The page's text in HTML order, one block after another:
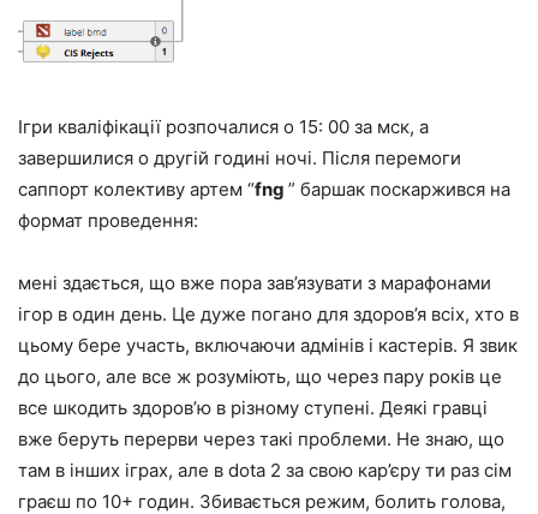
Ігри кваліфікації розпочалися о 15: 00 за мск, а
завершилися о другій годині ночі. Після перемоги
саппорт колективу артем “fng ” баршак поскаржився на
формат проведення:
мені здається, що вже пора зав’язувати з марафонами
ігор в один день. Це дуже погано для здоров’я всіх, хто в
цьому бере участь, включаючи адмінів і кастерів. Я звик
до цього, але все ж розуміють, що через пару років це
все шкодить здоров’ю в різному ступені. Деякі гравці
вже беруть перерви через такі проблеми. Не знаю, що
там в інших іграх, але в dota 2 за свою кар’єру ти раз сім
граєш по 10+ годин. Збивається режим, болить голова,